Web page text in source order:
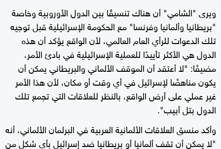
ويرى "الشامي" أن هناك تنسيقًا بين الدول الأوروبية وخاصة
"بريطانيا وألمانيا وفرنسا" مع الحكومة الإسرائيلية قبل توجيه
تلك الدعوات للرأي العام العالمي، لأن الواقع يؤكد أن هذه
الدول هي الأكثر تأييدًا للعملية الإسرائيلية في بادئ الأمر،
مضيفًا: "لا أعتقد أن الموقف الألماني والبريطاني يمكن أن
يكون مناهضًا لإسرائيل في أي وقت أو مكان، لأن هذا الأمر
غير عملي على أرض الواقع، بالنظر للعلاقات التي تجمع تلك
الدول بتل أبيب".
وأكد منسق العلاقات الألمانية العربية في البرلمان الألماني، أنه
"لا يمكن أن تقف ألمانيا أو بريطانيا ضد إسرائيل بأي شكل من